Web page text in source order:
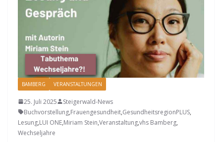
BAMBERG VERANSTALTUNGEN
25. Juli 2025
Steigerwald-News
Buchvorstellung,Frauengesundheit,GesundheitsregionPLUS,
Lesung,LUI ONE,Miriam Stein,Veranstaltung,vhs Bamberg,
Wechseljahre